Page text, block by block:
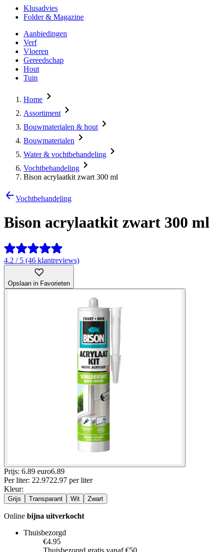
Klusadvies
Folder & Magazine
Aanbiedingen
Verf
Vloeren
Gereedschap
Hout
Tuin
Home
Assortiment
Bouwmaterialen & hout
Bouwmaterialen
Water & vochtbehandeling
Vochtbehandeling
Bison acrylaatkit zwart 300 ml
Vochtbehandeling
Bison acrylaatkit zwart 300 ml
4.2 / 5 (46 klantreviews)
Opslaan in Favorieten
Prijs: 6.89 euro6.89
Per liter: 22.9722.97 per liter
Kleur:
Grijs Transparant Wit Zwart
Online bijna uitverkocht
Thuisbezorgd
€4.95
Thuisbezorgd gratis vanaf €50